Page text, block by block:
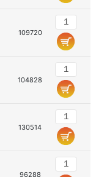
109720
104828
130514
96288